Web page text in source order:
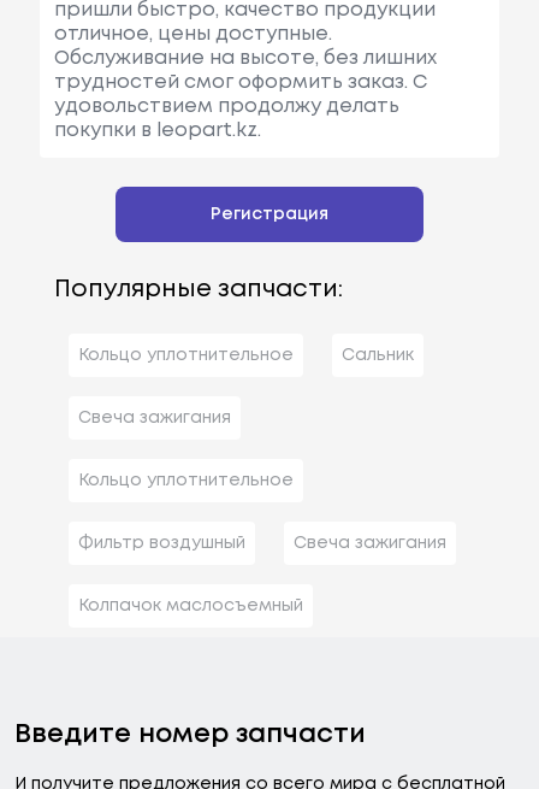
пришли быстро, качество продукции
отличное, цены доступные.
Обслуживание на высоте, без лишних
трудностей смог оформить заказ. С
удовольствием продолжу делать
покупки в leopart.kz.
Регистрация
Популярные запчасти:
Кольцо уплотнительное Сальник
Свеча зажигания
Кольцо уплотнительное
Фильтр воздушный Свеча зажигания
Колпачок маслосъемный
Введите номер запчасти
И получите предложения со всего мира с бесплатной